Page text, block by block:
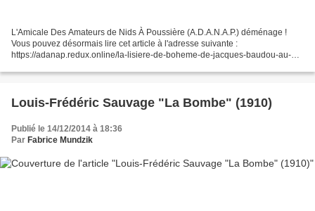
L'Amicale Des Amateurs de Nids À Poussière (A.D.A.N.A.P.) déménage !
Vous pouvez désormais lire cet article à l'adresse suivante :
https://adanap.redux.online/la-lisiere-de-boheme-de-jacques-baudou-au-
Louis-Frédéric Sauvage "La Bombe" (1910)
Publié le 14/12/2014 à 18:36
Par Fabrice Mundzik